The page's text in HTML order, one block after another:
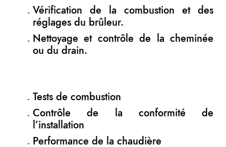
Vérification de la combustion et des
réglages du brûleur.
Nettoyage et contrôle de la cheminée
ou du drain.
Tests de combustion
Contrôle de la conformité de
l’installation
Performance de la chaudière